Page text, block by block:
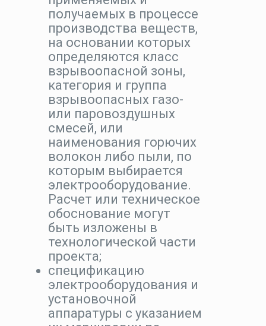
получаемых в процессе
производства веществ,
на основании которых
определяются класс
взрывоопасной зоны,
категория и группа
взрывоопасных газо-
или паровоздушных
смесей, или
наименования горючих
волокон либо пыли, по
которым выбирается
электрооборудование.
Расчет или техническое
обоснование могут
быть изложены в
технологической части
проекта;
спецификацию
электрооборудования и
установочной
аппаратуры с указанием